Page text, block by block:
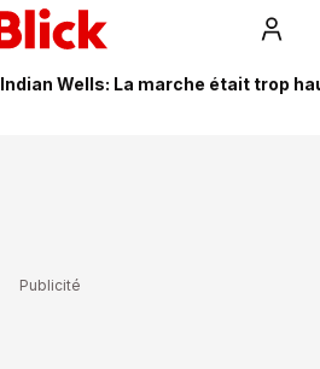
Indian Wells: La marche était trop